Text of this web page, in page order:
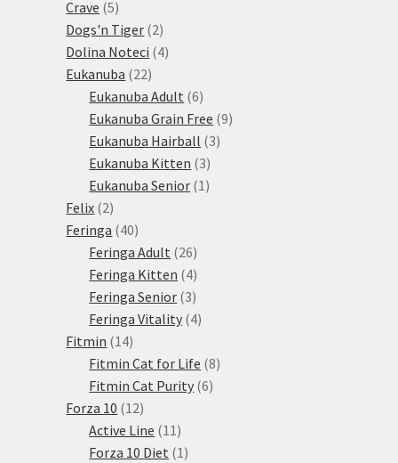
Crave 55
produktů
Dogs'n Tiger 22
produkty
Dolina Noteci 44
Eukanuba 2222
produktů
Eukanuba Adult 66
produktů
Eukanuba Grain Free 99
Eukanuba Hairball 33
Eukanuba Kitten 33
produkty
Eukanuba Senior 1 1
Felix 22
produkty
Feringa 4040
produktů
Feringa Adult 2626
produktů
Feringa Kitten 44
produkty
Feringa Senior 33
produkty
Feringa Vitality 44
Fitmin 1414
produktů
Fitmin Cat for Life 88
Fitmin Cat Purity 66
Forza 10 1212
produktů
Active Line 11 11
produktů
Forza 10 Diet 1 1